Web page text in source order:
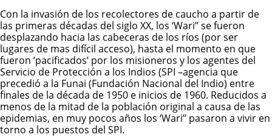
Con la invasión de los recolectores de caucho a partir de
las primeras décadas del siglo XX, los ‘Wari’’ se fueron
desplazando hacia las cabeceras de los ríos (por ser
lugares de mas difícil acceso), hasta el momento en que
fueron ‘pacificados’ por los misioneros y los agentes del
Servicio de Protección a los Indios (SPI –agencia que
precedió a la Funai (Fundación Nacional del Indio) entre
finales de la década de 1950 e inicios de 1960. Reducidos a
menos de la mitad de la población original a causa de las
epidemias, en muy pocos años los ‘Wari’’ pasaron a vivir en
torno a los puestos del SPI.